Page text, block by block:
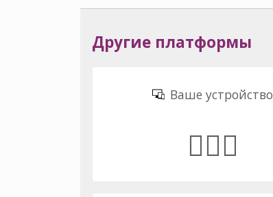
Другие платформы
Ваше устройство
💆🏻‍♀️